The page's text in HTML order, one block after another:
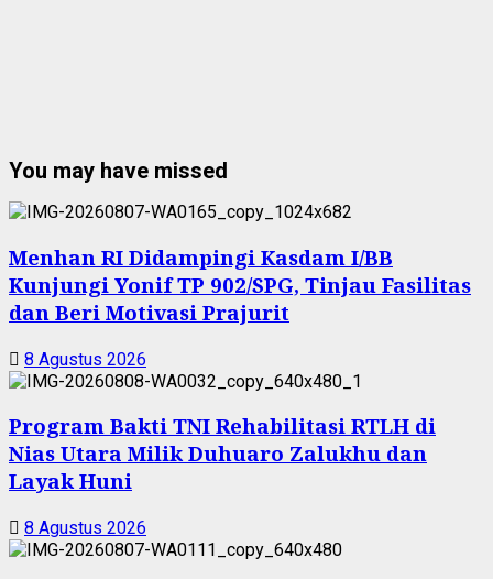
You may have missed
Menhan RI Didampingi Kasdam I/BB
Kunjungi Yonif TP 902/SPG, Tinjau Fasilitas
dan Beri Motivasi Prajurit
8 Agustus 2026
Program Bakti TNI Rehabilitasi RTLH di
Nias Utara Milik Duhuaro Zalukhu dan
Layak Huni
8 Agustus 2026